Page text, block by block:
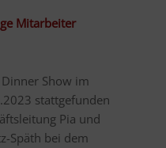
Mitarbeiter
Show im
stattgefunden
Pia und
Späth bei dem